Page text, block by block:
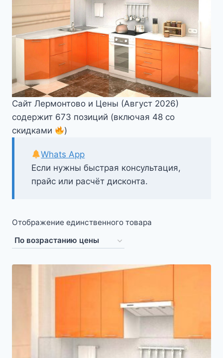
Сайт Лермонтово и Цены (Август 2026)
содержит 673 позиций (включая 48 со
скидками
)
Если нужны быстрая консультация,
прайс или расчёт дисконта.
Whats App
Отображение единственного товара